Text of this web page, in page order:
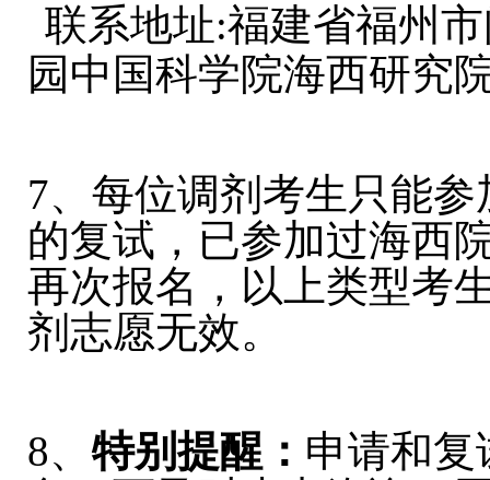
联系地址:福建省福州
园中国科学院海西研究
7、每位调剂考生只能
的复试，已参加过海西
再次报名，以上类型考
剂志愿无效。
8、 特别提醒： 申请和